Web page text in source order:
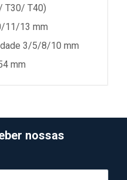
T30/ T40)
11/13 mm
3/5/8/10 mm
mm
nossas